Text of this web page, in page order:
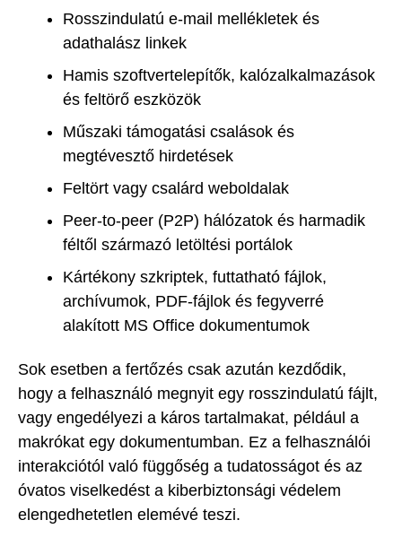
Rosszindulatú e-mail mellékletek és
adathalász linkek
Hamis szoftvertelepítők, kalózalkalmazások
és feltörő eszközök
Műszaki támogatási csalások és
megtévesztő hirdetések
Feltört vagy csalárd weboldalak
Peer-to-peer (P2P) hálózatok és harmadik
féltől származó letöltési portálok
Kártékony szkriptek, futtatható fájlok,
archívumok, PDF-fájlok és fegyverré
alakított MS Office dokumentumok
Sok esetben a fertőzés csak azután kezdődik,
hogy a felhasználó megnyit egy rosszindulatú fájlt,
vagy engedélyezi a káros tartalmakat, például a
makrókat egy dokumentumban. Ez a felhasználói
interakciótól való függőség a tudatosságot és az
óvatos viselkedést a kiberbiztonsági védelem
elengedhetetlen elemévé teszi.